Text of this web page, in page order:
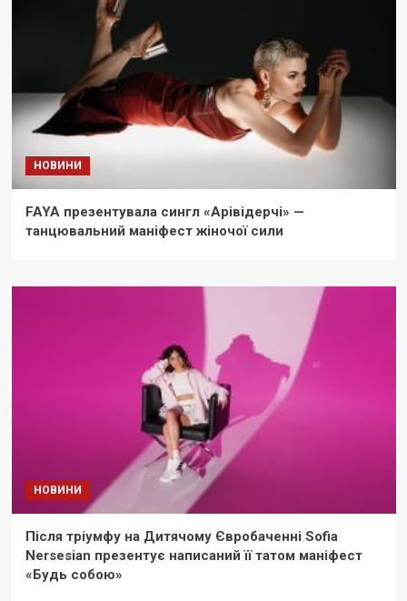
НОВИНИ
FAYA презентувала сингл «Арівідерчі» —
танцювальний маніфест жіночої сили
НОВИНИ
Після тріумфу на Дитячому Євробаченні Sofia
Nersesian презентує написаний її татом маніфест
«Будь собою»